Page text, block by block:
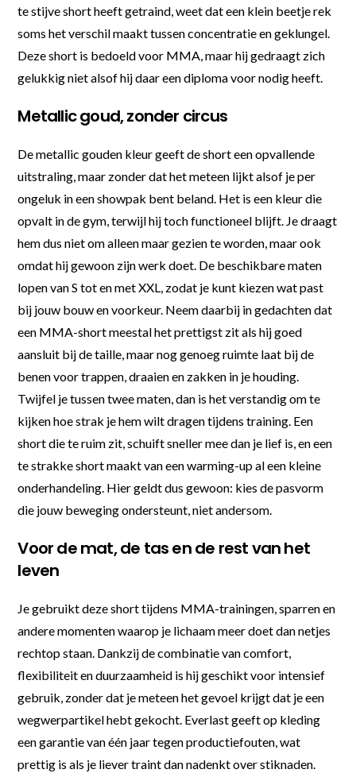
te stijve short heeft getraind, weet dat een klein beetje rek
soms het verschil maakt tussen concentratie en geklungel.
Deze short is bedoeld voor MMA, maar hij gedraagt zich
gelukkig niet alsof hij daar een diploma voor nodig heeft.
Metallic goud, zonder circus
De metallic gouden kleur geeft de short een opvallende
uitstraling, maar zonder dat het meteen lijkt alsof je per
ongeluk in een showpak bent beland. Het is een kleur die
opvalt in de gym, terwijl hij toch functioneel blijft. Je draagt
hem dus niet om alleen maar gezien te worden, maar ook
omdat hij gewoon zijn werk doet. De beschikbare maten
lopen van S tot en met XXL, zodat je kunt kiezen wat past
bij jouw bouw en voorkeur. Neem daarbij in gedachten dat
een MMA-short meestal het prettigst zit als hij goed
aansluit bij de taille, maar nog genoeg ruimte laat bij de
benen voor trappen, draaien en zakken in je houding.
Twijfel je tussen twee maten, dan is het verstandig om te
kijken hoe strak je hem wilt dragen tijdens training. Een
short die te ruim zit, schuift sneller mee dan je lief is, en een
te strakke short maakt van een warming-up al een kleine
onderhandeling. Hier geldt dus gewoon: kies de pasvorm
die jouw beweging ondersteunt, niet andersom.
Voor de mat, de tas en de rest van het
leven
Je gebruikt deze short tijdens MMA-trainingen, sparren en
andere momenten waarop je lichaam meer doet dan netjes
rechtop staan. Dankzij de combinatie van comfort,
flexibiliteit en duurzaamheid is hij geschikt voor intensief
gebruik, zonder dat je meteen het gevoel krijgt dat je een
wegwerpartikel hebt gekocht. Everlast geeft op kleding
een garantie van één jaar tegen productiefouten, wat
prettig is als je liever traint dan nadenkt over stiknaden.